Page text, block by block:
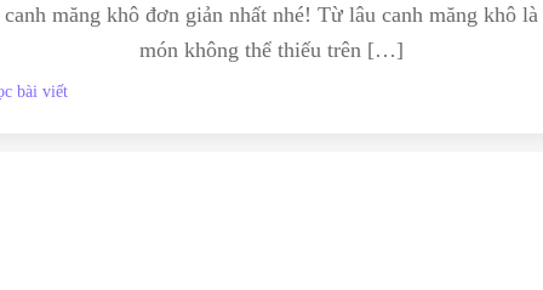
canh măng khô đơn giản nhất nhé! Từ lâu canh măng khô là
món không thể thiếu trên […]
bài viết